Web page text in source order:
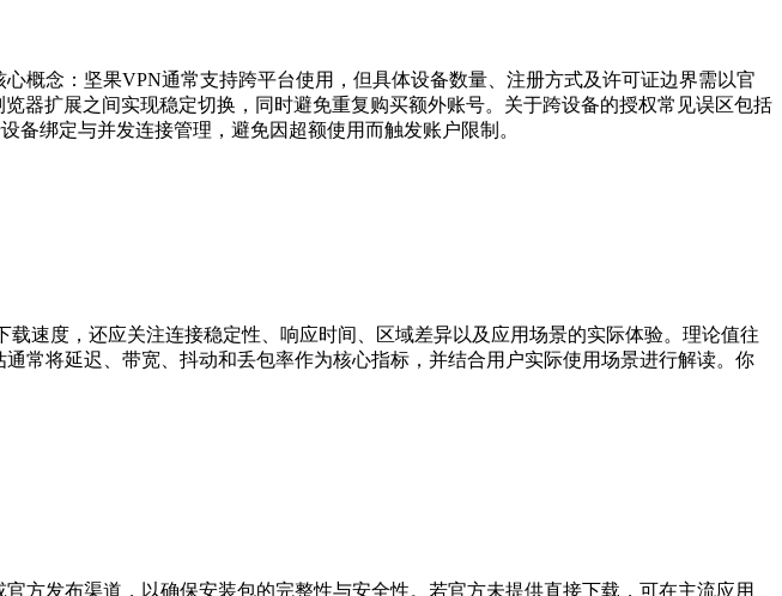
概念：坚果VPN通常支持跨平台使用，但具体设备数量、注册方式及许可证边界需以官
器扩展之间实现稳定切换，同时避免重复购买额外账号。关于跨设备的授权常见误区包括
备绑定与并发连接管理，避免因超额使用而触发账户限制。
速度，还应关注连接稳定性、响应时间、区域差异以及应用场景的实际体验。理论值往
常将延迟、带宽、抖动和丢包率作为核心指标，并结合用户实际使用场景进行解读。你
方发布渠道，以确保安装包的完整性与安全性。若官方未提供直接下载，可在主流应用